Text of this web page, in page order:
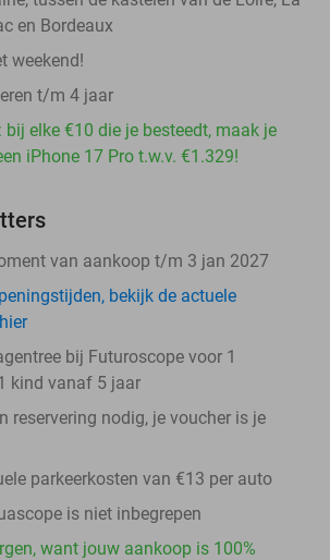
en Bordeaux
weekend!
t/m 4 jaar
elke €10 die je besteedt, maak je
iPhone 17 Pro t.w.v. €1.329!
van aankoop t/m 3 jan 2027
bekijk de actuele
bij Futuroscope voor 1
kind vanaf 5 jaar
reservering nodig, je voucher is je
parkeerkosten van €13 per auto
is niet inbegrepen
want jouw aankoop is 100%